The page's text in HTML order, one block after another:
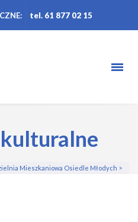
tel. 61 877 02 15
Mieszkaniowa Osiedle Młodych >